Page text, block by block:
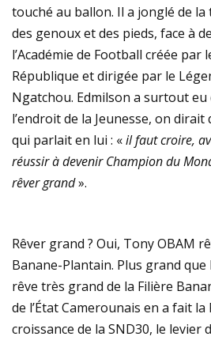
touché au ballon. Il a jonglé de
des genoux et des pieds, face à
l’Académie de Football créée par
République et dirigée par le
Ngatchou. Edmilson a surtout
l’endroit de la Jeunesse, on dirait
qui parlait en lui : «il faut croire,
réussir à devenir Champion du
rêver grand».
Rêver grand ? Oui, Tony OBAM
Banane-Plantain. Plus grand que
rêve très grand de la Filière
de l’État Camerounais en a fait
croissance de la SND30, le levier